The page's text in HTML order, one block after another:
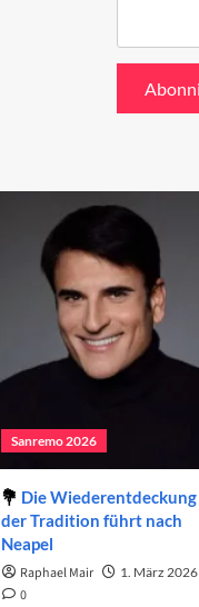
Sanremo 2026
Die Wiederentdeckung
der Tradition führt nach
Neapel
Raphael Mair 1. März 2026
0